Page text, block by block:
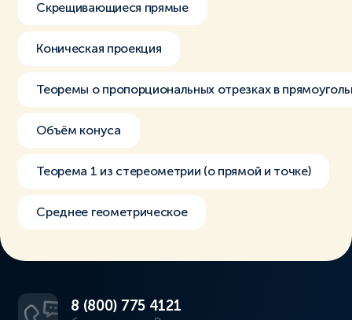
Скрещивающиеся прямые
Коническая проекция
Теоремы о пропорциональных отрезках в
Объём конуса
Теорема 1 из стереометрии (о прямой и точке)
Среднее геометрическое
8 (800) 775 4121